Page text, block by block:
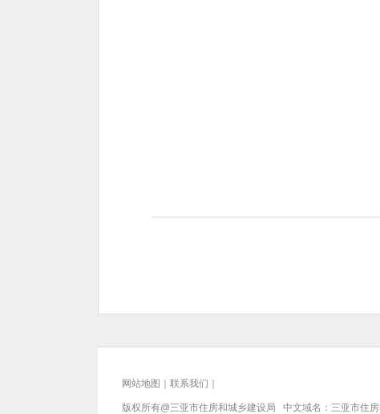
网站地图 联系我们
版权所有@三亚市住房和城乡建设局 中文域名：三亚市住